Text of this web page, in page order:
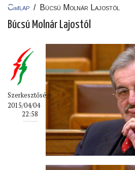
Címlap / Búcsú Molnár Lajostól
Búcsú Molnár Lajostól
Szerkesztőség
2015/04/04
22:58